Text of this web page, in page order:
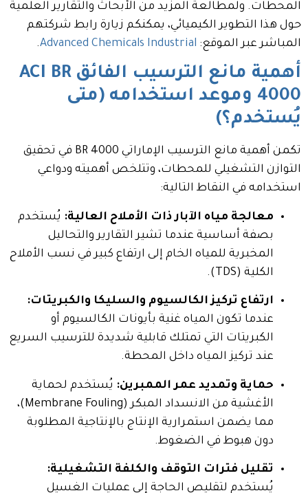
المحطات. ولمطالعة المزيد من الأبحاث والتقارير العلمية
حول هذا التطوير الكيميائي، يمكنكم زيارة رابط شركتهم
المباشر عبر الموقع: Advanced Chemicals Industrial
.
أهمية مانع الترسيب الفائق ACI BR
4000 وموعد استخدامه (متى
يُستخدم؟)
تكمن أهمية مانع الترسيب الإماراتي BR 4000 في تحقيق
التوازن التشغيلي للمحطات، وتتلخص أهميته ودواعي
استخدامه في النقاط التالية:
معالجة مياه الآبار ذات الأملاح العالية: يُستخدم
بصفة أساسية عندما تشير التقارير والتحاليل
المخبرية للمياه الخام إلى ارتفاع كبير في نسب الأملاح
الكلية (TDS).
ارتفاع تركيز الكالسيوم والسليكا والكبريتات:
عندما تكون المياه غنية بأيونات الكالسيوم أو
الكبريتات التي تمتلك قابلية شديدة للترسيب السريع
عند تركيز المياه داخل المحطة.
حماية وتمديد عمر الممبرين: يُستخدم لحماية
الأغشية من الانسداد المبكر (Membrane Fouling)،
مما يضمن استمرارية الإنتاج بالإنتاجية المطلوبة
دون هبوط في الضغوط.
تقليل فترات التوقف والكلفة التشغيلية:
يُستخدم لتقليص الحاجة إلى عمليات الغسيل